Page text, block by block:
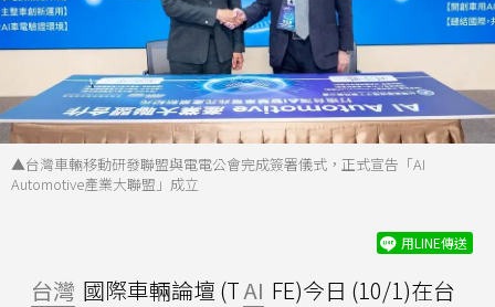
▲台灣車輛移動研發聯盟與電電公會完成簽署儀式，正式宣告「AI
Automotive產業大聯盟」成立
用LINE傳送
台灣 國際車輛論壇 (TAI FE)今日 (10/1)在台